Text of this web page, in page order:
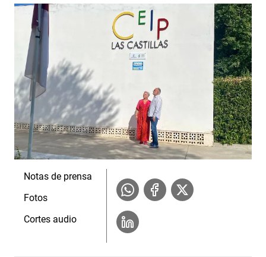
Notas de prensa
Fotos
Cortes audio